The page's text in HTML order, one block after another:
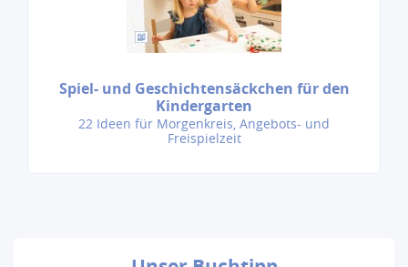
Spiel- und Geschichtensäckchen für den
Kindergarten
22 Ideen für Morgenkreis, Angebots- und
Freispielzeit